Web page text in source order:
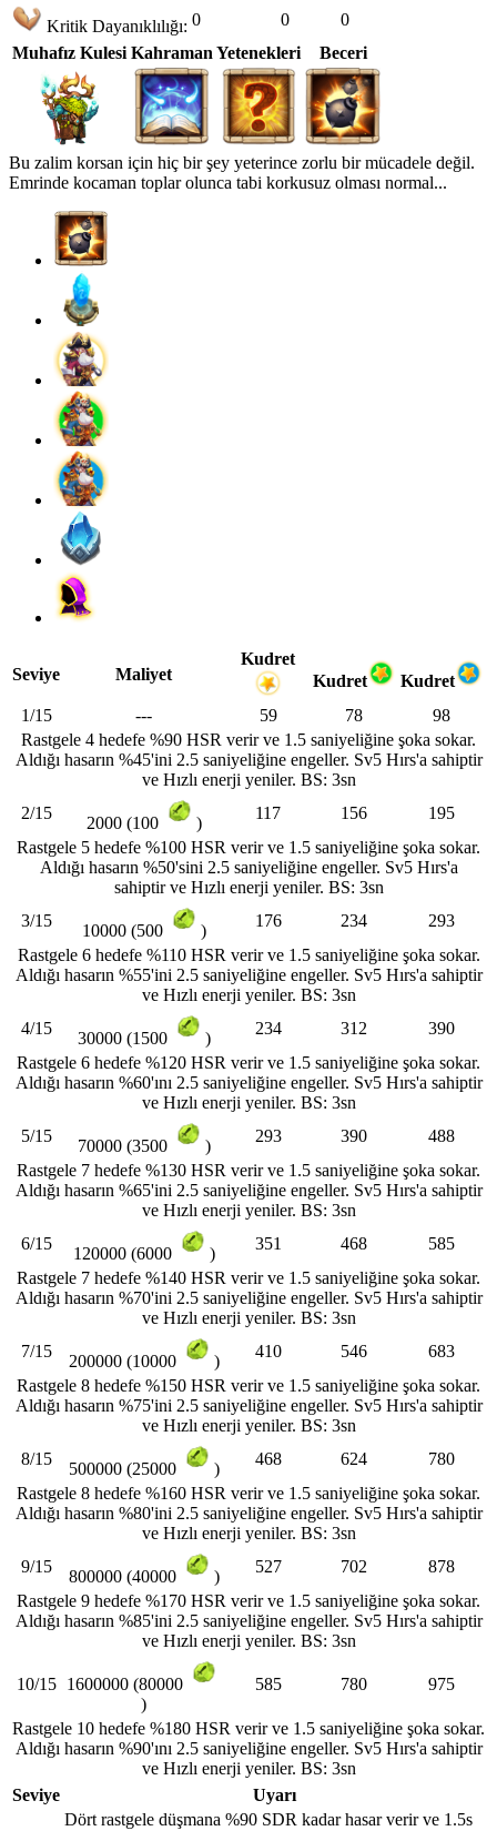
Kritik Dayanıklılığı: 0 0
0
Muhafız Kulesi Kahraman Yetenekleri Beceri
Bu zalim korsan için hiç bir şey yeterince zorlu bir mücadele değil.
Emrinde kocaman toplar olunca tabi korkusuz olması normal...
Seviye Maliyet
Kudret
Kudret
Kudret
1/15
--- 59 78
98
Rastgele 4 hedefe %90 HSR verir ve 1.5 saniyeliğine şoka sokar.
Aldığı hasarın %45'ini 2.5 saniyeliğine engeller. Sv5 Hırs'a sahiptir
ve Hızlı enerji yeniler. BS: 3sn
2/15
2000 (100 )
117 156
195
Rastgele 5 hedefe %100 HSR verir ve 1.5 saniyeliğine şoka sokar.
Aldığı hasarın %50'sini 2.5 saniyeliğine engeller. Sv5 Hırs'a
sahiptir ve Hızlı enerji yeniler. BS: 3sn
3/15
10000 (500 )
176 234
293
Rastgele 6 hedefe %110 HSR verir ve 1.5 saniyeliğine şoka sokar.
Aldığı hasarın %55'ini 2.5 saniyeliğine engeller. Sv5 Hırs'a sahiptir
ve Hızlı enerji yeniler. BS: 3sn
4/15
30000 (1500 )
234 312
390
Rastgele 6 hedefe %120 HSR verir ve 1.5 saniyeliğine şoka sokar.
Aldığı hasarın %60'ını 2.5 saniyeliğine engeller. Sv5 Hırs'a sahiptir
ve Hızlı enerji yeniler. BS: 3sn
5/15
70000 (3500 )
293 390
488
Rastgele 7 hedefe %130 HSR verir ve 1.5 saniyeliğine şoka sokar.
Aldığı hasarın %65'ini 2.5 saniyeliğine engeller. Sv5 Hırs'a sahiptir
ve Hızlı enerji yeniler. BS: 3sn
6/15
120000 (6000 )
351 468
585
Rastgele 7 hedefe %140 HSR verir ve 1.5 saniyeliğine şoka sokar.
Aldığı hasarın %70'ini 2.5 saniyeliğine engeller. Sv5 Hırs'a sahiptir
ve Hızlı enerji yeniler. BS: 3sn
7/15
200000 (10000 )
410 546
683
Rastgele 8 hedefe %150 HSR verir ve 1.5 saniyeliğine şoka sokar.
Aldığı hasarın %75'ini 2.5 saniyeliğine engeller. Sv5 Hırs'a sahiptir
ve Hızlı enerji yeniler. BS: 3sn
8/15
500000 (25000 )
468 624
780
Rastgele 8 hedefe %160 HSR verir ve 1.5 saniyeliğine şoka sokar.
Aldığı hasarın %80'ini 2.5 saniyeliğine engeller. Sv5 Hırs'a sahiptir
ve Hızlı enerji yeniler. BS: 3sn
9/15
800000 (40000 )
527 702
878
Rastgele 9 hedefe %170 HSR verir ve 1.5 saniyeliğine şoka sokar.
Aldığı hasarın %85'ini 2.5 saniyeliğine engeller. Sv5 Hırs'a sahiptir
ve Hızlı enerji yeniler. BS: 3sn
10/15
1600000 (80000
)
585 780 975
Rastgele 10 hedefe %180 HSR verir ve 1.5 saniyeliğine şoka sokar.
Aldığı hasarın %90'ını 2.5 saniyeliğine engeller. Sv5 Hırs'a sahiptir
ve Hızlı enerji yeniler. BS: 3sn
Seviye
Uyarı
Dört rastgele düşmana %90 SDR kadar hasar verir ve 1.5s